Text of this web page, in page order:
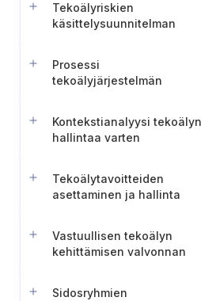
dokumentointi
Tekoälyriskien
käsittelysuunnitelman
päivittäminen
Prosessi
tekoälyjärjestelmän
Kontekstianalyysi tekoälyn
hallintaa varten
Tekoälytavoitteiden
asettaminen ja hallinta
Vastuullisen tekoälyn
kehittämisen valvonnan
Sidosryhmien